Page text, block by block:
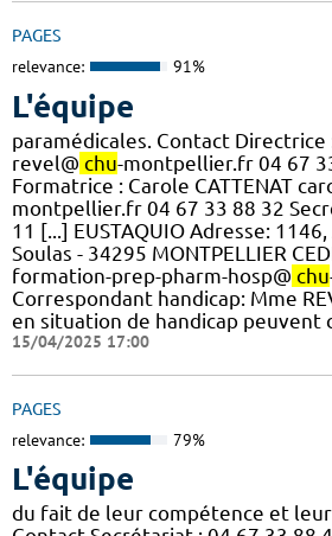
PAGES
relevance: 91%
L'équipe
paramédicales. Contact Directrice
revel@ chu-montpellier.fr 04 67
Formatrice : Carole CATTENAT
montpellier.fr 04 67 33 88 32
11 [...] EUSTAQUIO Adresse:
Soulas - 34295 MONTPELLIER
formation-prep-pharm-hosp@ chu
Correspondant handicap: Mme
en situation de handicap peuvent
15/04/2025 17:00
PAGES
relevance: 79%
L'équipe
du fait de leur compétence et